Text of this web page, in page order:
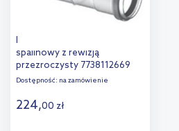
Bosch 2669 przewód
spalinowy z rewizją
przezroczysty 7738112669
Dostępność: na zamówienie
224,00 zł